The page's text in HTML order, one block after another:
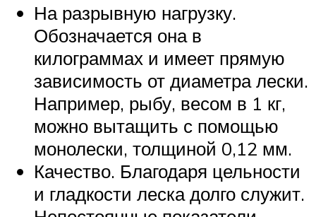
На разрывную нагрузку.
Обозначается она в
килограммах и имеет прямую
зависимость от диаметра лески.
Например, рыбу, весом в 1 кг,
можно вытащить с помощью
монолески, толщиной 0,12 мм.
Качество. Благодаря цельности
и гладкости леска долго служит.